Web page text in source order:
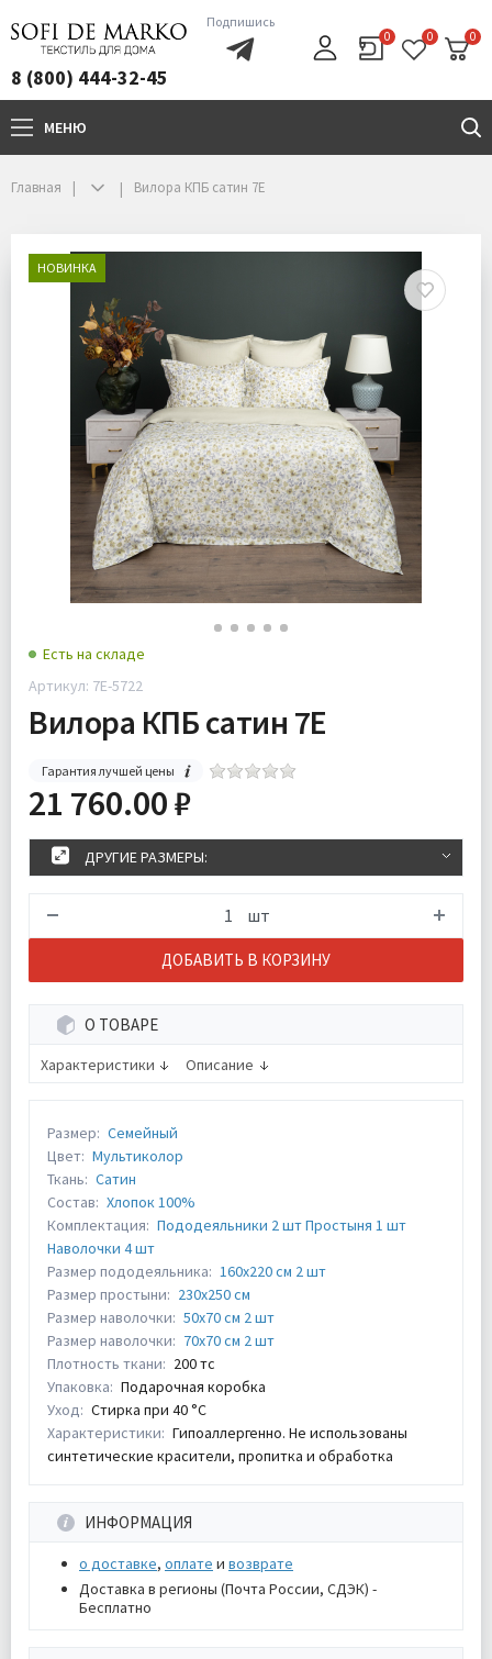
8 (800) 444-32-45
Подпишись
0 0 0
МЕНЮ
Главная Вилора КПБ сатин 7Е
НОВИНКА
Есть на складе
Артикул: 7Е-5722
Вилора КПБ сатин 7Е
Гарантия лучшей цены
21 760.00 ₽
ДРУГИЕ РАЗМЕРЫ:
шт
ДОБАВИТЬ В КОРЗИНУ
О ТОВАРЕ
Характеристики Описание
Размер: Семейный
Цвет: Мультиколор
Ткань: Сатин
Состав: Хлопок 100%
Комплектация: Пододеяльники 2 шт Простыня 1 шт
Наволочки 4 шт
Размер пододеяльника: 160х220 см 2 шт
Размер простыни: 230х250 см
Размер наволочки: 50х70 см 2 шт
Размер наволочки: 70х70 см 2 шт
Плотность ткани: 200 тс
Упаковка: Подарочная коробка
Уход: Стирка при 40 °С
Характеристики: Гипоаллергенно. Не использованы
синтетические красители, пропитка и обработка
ИНФОРМАЦИЯ
о доставке, оплате и возврате
Доставка в регионы (Почта России, СДЭК) -
Бесплатно